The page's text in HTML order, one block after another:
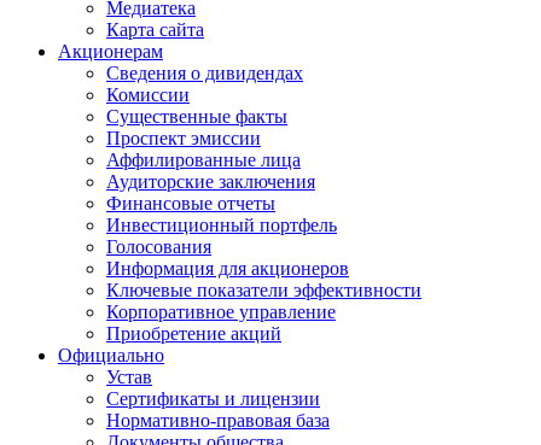
Медиатека
Карта сайта
Акционерам
Сведения о дивидендах
Комиссии
Существенные факты
Проспект эмиссии
Аффилированные лица
Аудиторские заключения
Финансовые отчеты
Инвестиционный портфель
Голосования
Информация для акционеров
Ключевые показатели эффективности
Корпоративное управление
Приобретение акций
Официально
Устав
Сертификаты и лицензии
Нормативно-правовая база